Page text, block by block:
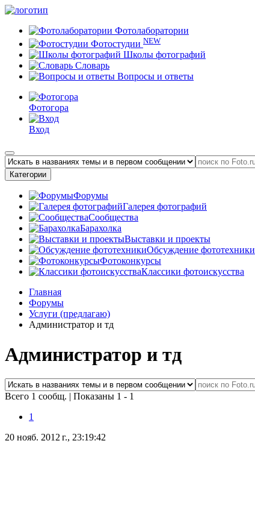
Фотолаборатории
Фотостудии NEW
Школы фотографий
Словарь
Вопросы и ответы
Фотогора
Вход
Категории
Форумы
Галерея фотографий
Сообщества
Барахолка
Выставки и проекты
Обсуждение фототехники
Фотоконкурсы
Классики фотоискусства
Главная
Форумы
Услуги (предлагаю)
Администратор и тд
Администратор и тд
Всего 1 сообщ. | Показаны 1 - 1
1
20 нояб. 2012 г., 23:19:42